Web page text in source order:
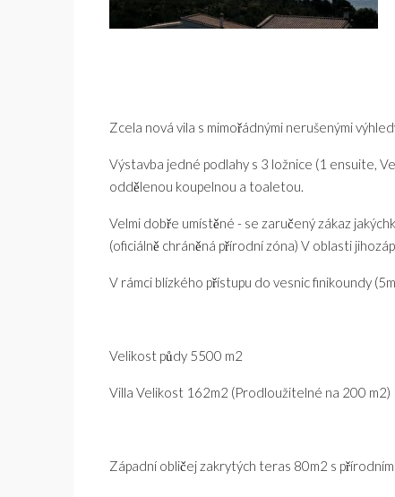
Zcela nová vila s mimořádnými nerušenými
Výstavba jedné podlahy s 3 ložnice (1 ensuite,
oddělenou koupelnou a toaletou.
Velmi dobře umístěné - se zaručený zákaz
(oficiálně chráněná přírodní zóna) V oblasti
V rámci blízkého přístupu do vesnic finikoundy
Velikost půdy 5500 m2
Villa Velikost 162m2 (Prodloužitelné na 200 m2)
Západní obličej zakrytých teras 80m2 s